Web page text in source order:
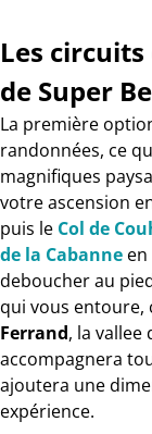
Les
de Super
La première
randonnées, ce
magnifiques
votre ascension
puis le Col de
de la Cabanne
deboucher au
qui vous entoure,
Ferrand, la vallee
accompagnera
ajoutera une
expérience.